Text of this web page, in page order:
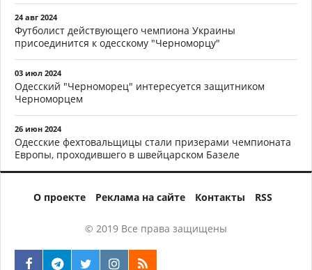
24 авг 2024
Футболист действующего чемпиона Украины
присоединится к одесскому "Черноморцу"
03 июл 2024
Одесский "Черноморец" интересуется защитником
Черноморцем
26 июн 2024
Одесские фехтовальщицы стали призерами чемпионата
Европы, проходившего в швейцарском Базеле
О проекте Реклама на сайте Контакты RSS
© 2019 Все права защищены